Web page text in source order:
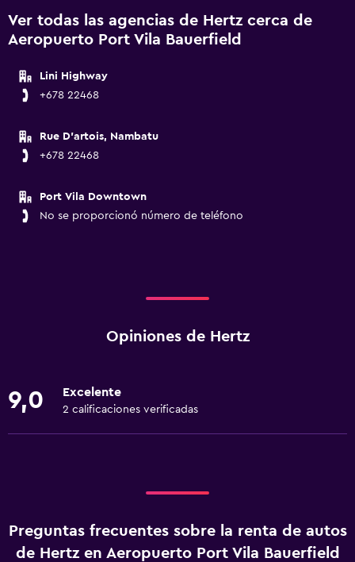
Ver todas las agencias de Hertz cerca de
Aeropuerto Port Vila Bauerfield
Lini Highway
+678 22468
Rue D'artois, Nambatu
+678 22468
Port Vila Downtown
No se proporcionó número de teléfono
Opiniones de Hertz
9,0 Excelente
2 calificaciones verificadas
Preguntas frecuentes sobre la renta de autos
de Hertz en Aeropuerto Port Vila Bauerfield